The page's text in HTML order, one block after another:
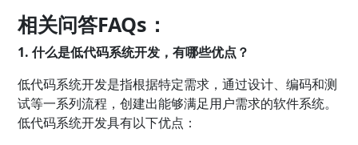
相关问答FAQs：
1. 什么是低代码系统开发，有哪些优点？
低代码系统开发是指根据特定需求，通过设计、编码和测
试等一系列流程，创建出能够满足用户需求的软件系统。
低代码系统开发具有以下优点：